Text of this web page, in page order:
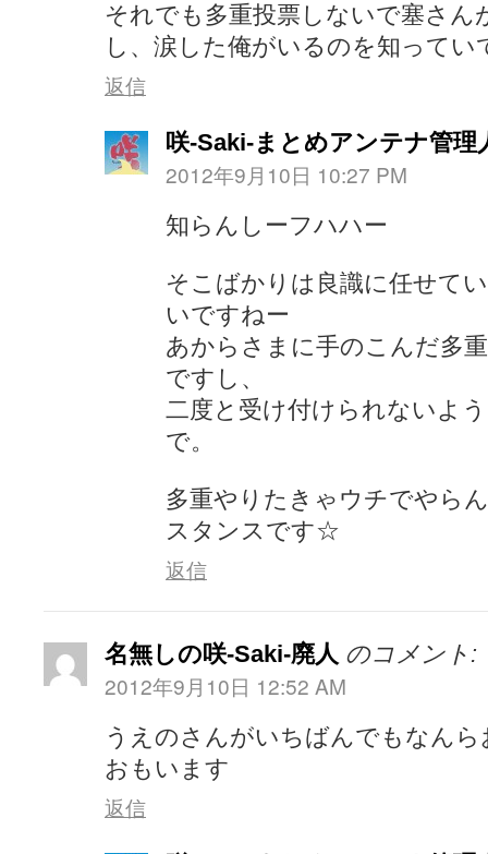
それでも多重投票しないで塞さん
し、涙した俺がいるのを知ってい
返信
咲-Saki-まとめアンテナ管理
2012年9月10日 10:27 PM
知らんしーフハハー
そこばかりは良識に任せて
いですねー
あからさまに手のこんだ多
ですし、
二度と受け付けられないよ
で。
多重やりたきゃウチでやら
スタンスです☆
返信
名無しの咲-Saki-廃人 のコメント:
2012年9月10日 12:52 AM
うえのさんがいちばんでもなん
おもいます
返信